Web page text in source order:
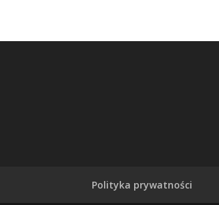
Polityka prywatności